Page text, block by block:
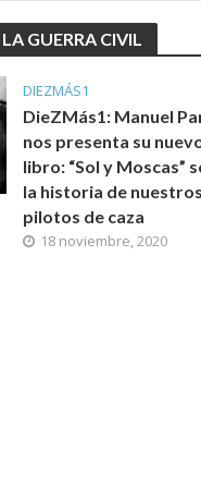
GUERRA CIVIL
DIEZMÁS1
DieZMás1: Manuel
nos presenta su
libro: “Sol y Moscas”
la historia de nuestros
pilotos de caza
18 noviembre, 2020